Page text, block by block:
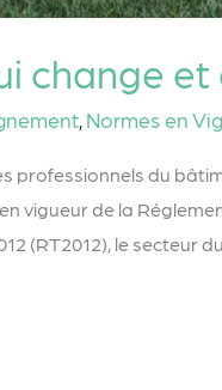
change
, Normes en
professionnels du
vigueur de la
(RT2012), le